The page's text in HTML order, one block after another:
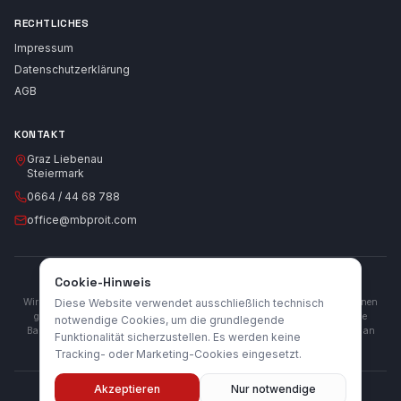
RECHTLICHES
Impressum
Datenschutzerklärung
AGB
KONTAKT
Graz Liebenau
Steiermark
0664 / 44 68 788
office@mbproit.com
Wir sind bemüht, diese Website barrierefrei zu gestalten und allen Nutzern einen
gleichberechtigten Zugang zu unseren Inhalten zu ermöglichen. Sollten Sie
Barrieren feststellen, kontaktieren Sie uns bitte – wir arbeiten kontinuierlich an
Verbesserungen.
2026MB Pro IT Dienstleistungen. Alle Rechte vorbehalten.
Cookie-Hinweis
Diese Website verwendet ausschließlich technisch
notwendige Cookies, um die grundlegende
Funktionalität sicherzustellen. Es werden keine
Tracking- oder Marketing-Cookies eingesetzt.
Akzeptieren Nur notwendige